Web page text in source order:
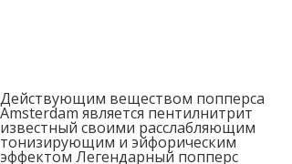
Действующим веществом попперса
Amsterdam является пентилнитрит
известный своими расслабляющим
тонизирующим и эйфорическим
эффектом Легендарный попперс